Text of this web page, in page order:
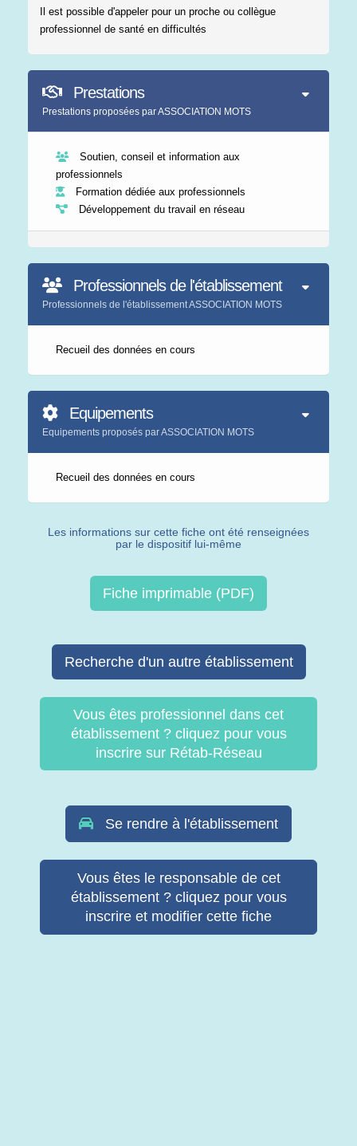
Il est possible d'appeler pour un proche ou collègue
professionnel de santé en difficultés
Prestations
Prestations proposées par ASSOCIATION MOTS
Soutien, conseil et information aux
professionnels
Formation dédiée aux professionnels
Développement du travail en réseau
Professionnels de l'établissement
Professionnels de l'établissement ASSOCIATION MOTS
Recueil des données en cours
Equipements
Equipements proposés par ASSOCIATION MOTS
Recueil des données en cours
Les informations sur cette fiche ont été renseignées
par le dispositif lui-même
Fiche imprimable (PDF)
Recherche d'un autre établissement
Vous êtes professionnel dans cet
établissement ? cliquez pour vous
inscrire sur Rétab-Réseau
Se rendre à l'établissement
Vous êtes le responsable de cet
établissement ? cliquez pour vous
inscrire et modifier cette fiche